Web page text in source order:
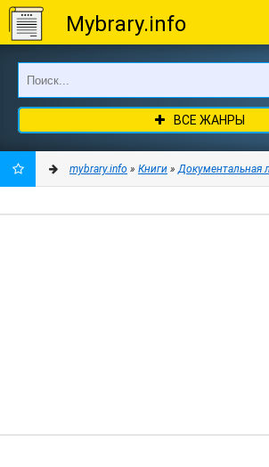
Mybrary.info
ВСЕ ЖАНРЫ
mybrary.info » Книги »Документальная